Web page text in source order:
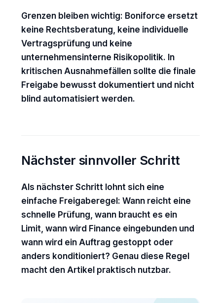
Grenzen bleiben wichtig: Boniforce ersetzt
keine Rechtsberatung, keine individuelle
Vertragsprüfung und keine
unternehmensinterne Risikopolitik. In
kritischen Ausnahmefällen sollte die finale
Freigabe bewusst dokumentiert und nicht
blind automatisiert werden.
Nächster sinnvoller Schritt
Als nächster Schritt lohnt sich eine
einfache Freigaberegel: Wann reicht eine
schnelle Prüfung, wann braucht es ein
Limit, wann wird Finance eingebunden und
wann wird ein Auftrag gestoppt oder
anders konditioniert? Genau diese Regel
macht den Artikel praktisch nutzbar.